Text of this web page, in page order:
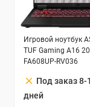
Игровой ноутбук
TUF Gaming A16
FA608UP-RV036
clear Под заказ 8-
дней